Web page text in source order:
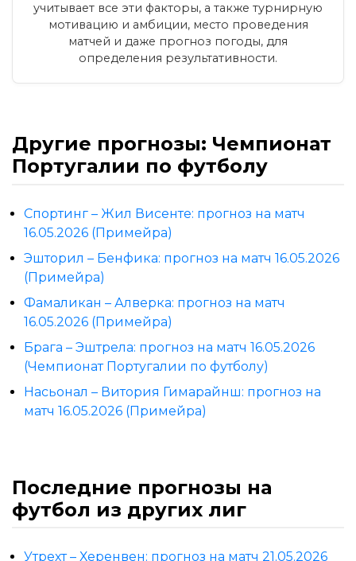
учитывает все эти факторы, а также турнирную
мотивацию и амбиции, место проведения
матчей и даже прогноз погоды, для
определения результативности.
Другие прогнозы: Чемпионат
Португалии по футболу
Спортинг – Жил Висенте: прогноз на матч
16.05.2026 (Примейра)
Эшторил – Бенфика: прогноз на матч 16.05.2026
(Примейра)
Фамаликан – Алверка: прогноз на матч
16.05.2026 (Примейра)
Брага – Эштрела: прогноз на матч 16.05.2026
(Чемпионат Португалии по футболу)
Насьонал – Витория Гимарайнш: прогноз на
матч 16.05.2026 (Примейра)
Последние прогнозы на
футбол из других лиг
Утрехт – Херенвен: прогноз на матч 21.05.2026